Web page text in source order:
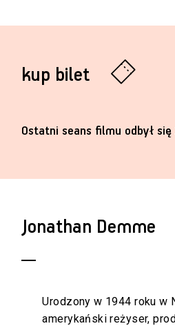
kup bilet
Ostatni seans filmu odbył
Jonathan Demme
Urodzony w 1944 roku w
amerykański reżyser,